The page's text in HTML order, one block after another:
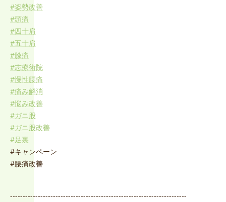
#姿勢改善
#頭痛
#四十肩
#五十肩
#膝痛
#志療術院
#慢性腰痛
#痛み解消
#悩み改善
#ガニ股
#ガニ股改善
#足裏
#キャンペーン
#腰痛改善
----------------------------------------------------------------------